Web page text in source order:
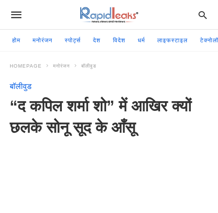
होम मनोरंजन स्पोर्ट्स देश विदेश धर्म लाइफस्टाइल
HOMEPAGE मनोरंजन बॉलीवुड
बॉलीवुड
“द कपिल शर्मा शो” में आखिर क्यों
छलके सोनू सूद के आँसू